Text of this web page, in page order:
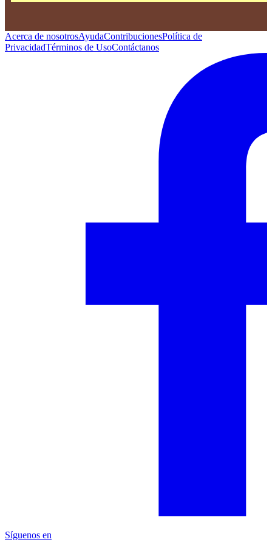
Acerca de nosotrosAyudaContribucionesPolítica de
PrivacidadTérminos de UsoContáctanos
Síguenos en